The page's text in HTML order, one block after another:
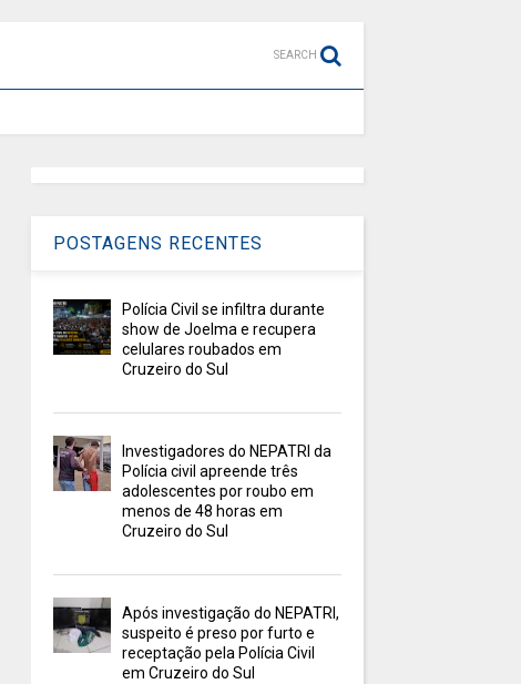
SEARCH
POSTAGENS RECENTES
Polícia Civil se infiltra durante
show de Joelma e recupera
celulares roubados em
Cruzeiro do Sul
Investigadores do NEPATRI da
Polícia civil apreende três
adolescentes por roubo em
menos de 48 horas em
Cruzeiro do Sul
Após investigação do NEPATRI,
suspeito é preso por furto e
receptação pela Polícia Civil
em Cruzeiro do Sul